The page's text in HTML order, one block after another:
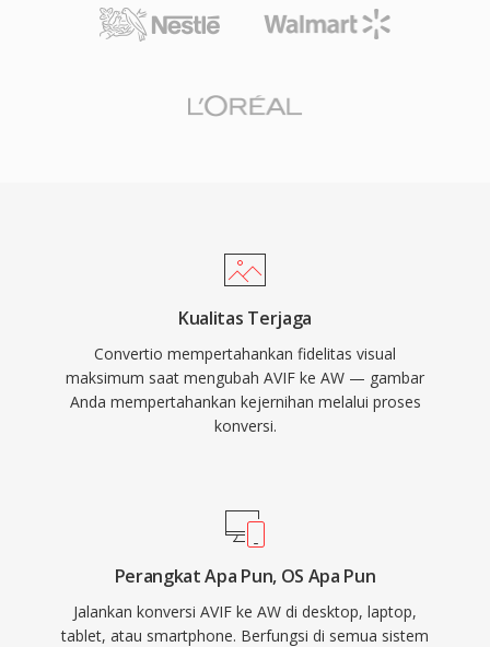
Kualitas Terjaga
Convertio mempertahankan fidelitas visual
maksimum saat mengubah AVIF ke AW — gambar
Anda mempertahankan kejernihan melalui proses
konversi.
Perangkat Apa Pun, OS Apa Pun
Jalankan konversi AVIF ke AW di desktop, laptop,
tablet, atau smartphone. Berfungsi di semua sistem